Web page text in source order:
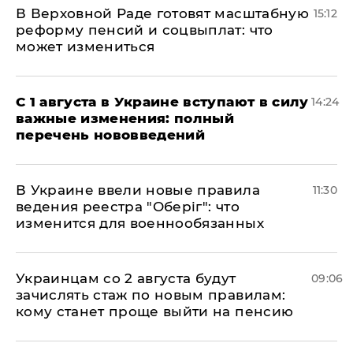
В Верховной Раде готовят масштабную
реформу пенсий и соцвыплат: что
может измениться
15:12
С 1 августа в Украине вступают в силу
важные изменения: полный
перечень нововведений
14:24
В Украине ввели новые правила
ведения реестра "Оберіг": что
изменится для военнообязанных
11:30
Украинцам со 2 августа будут
зачислять стаж по новым правилам:
кому станет проще выйти на пенсию
09:06